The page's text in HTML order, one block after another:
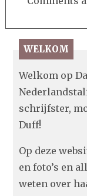
WELKOM
Welkom op
schrijfster,
Duff!
Op deze
en foto’s en
weten over